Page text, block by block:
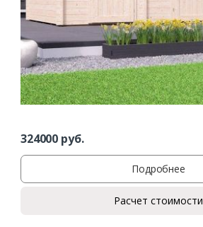
324000 руб.
Подробнее
Расчет стоимости